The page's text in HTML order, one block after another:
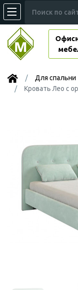
Для спальни
Кровать Лео с